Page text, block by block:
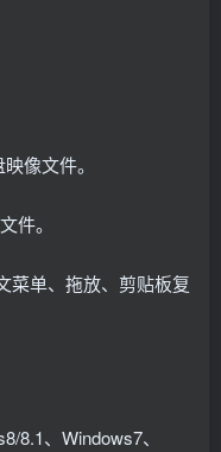
像文件。
件。
菜单、拖放、剪贴板复
8.1、Windows7、